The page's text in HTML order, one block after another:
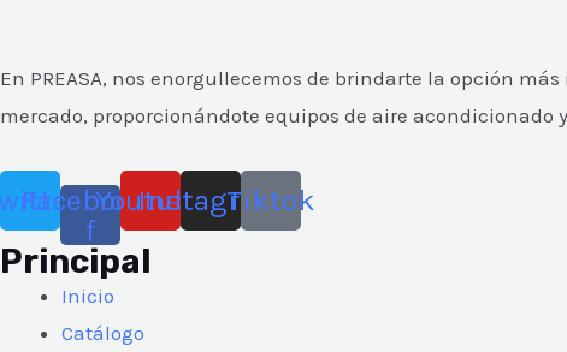
En PREASA, nos enorgullecemos de brindarte la opción
mercado, proporcionándote equipos de aire
Facebook-
f
Youtube
Instagram
Tiktok
Principal
Inicio
Catálogo